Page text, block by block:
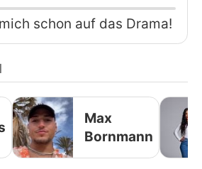
schon auf das Drama!
Max
Bornmann